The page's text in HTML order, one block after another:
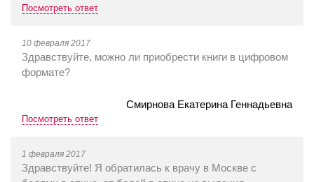
Посмотреть ответ
10 февраля 2017
Здравствуйте, можно ли приобрести книги в цифровом
формате?
Смирнова Екатерина Геннадьевна
Посмотреть ответ
1 февраля 2017
Здравствуйте! Я обратилась к врачу в Москве с